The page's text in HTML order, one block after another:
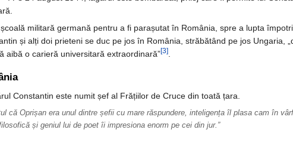
militară germană pentru a fi parașutat în România, spre a lupta
și alți doi prieteni se duc pe jos în România, străbătând pe jos Ungaria,
aibă o carieră universitară extraordinară”[3].
Constantin este numit șef al Frățiilor de Cruce din toată țara.
că Oprișan era unul dintre șefii cu mare răspundere, inteligența îl plasa cam în
și geniul lui de poet îi impresiona enorm pe cei din jur.”